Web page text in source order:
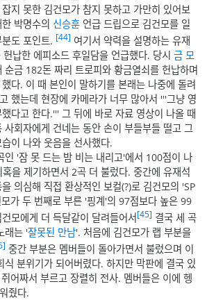
지 못한 김건모가 참지 못하고 가만히 있어보
박명수의 신승훈 언급 드립으로 김건모를 일
도 포인트. [44] 여기서 약력을 설명하는 유재
헌납한 에피소드 후일담을 언급했다. 당시금 모
순금 182돈 짜리 트로피와 황금열쇠를 헌납하며
다. 이 때 본인이 말하기를 본래는 나중에 돌려
했는데 현장에 카메라가 너무 많아서 '''그냥 영
다고 한다.''' 그 뒤에 바로 자료 영상이 나올 때
사회자에게 건네는 동안 손이 부들부들 떨고 그
이 나와 웃음을 선사했다.
인 '잠 못 드는 밤 비는 내리고'에서 100점이 나
을 제기하면서 2곡 더 불렀다. 중간에 유재석
의심해 직접 환상적인 보컬(?)로 김건모의 'SP
가 두 번째로 부른 '핑계'의 97점보다 높은 99
모에게 더 득달같이 달려들어서[45] 결국 세 곡
래는 '잘못된 만남'. 처음에 김건모가 랩 부분을
중간 부분은 멤버들이 돌아가면서 불렀으며 이
식 분위기가 되어버렸다. 하지만 막판에 결국 있
어짜서 부르고 장렬히 전사. 멤버들은 이에 헹
줬다.